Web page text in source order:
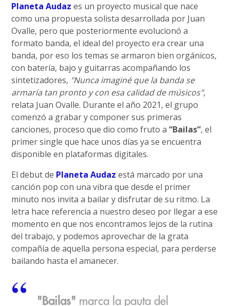
Planeta Audaz es un proyecto musical que nace
como una propuesta solista desarrollada por Juan
Ovalle, pero que posteriormente evolucionó a
formato banda, el ideal del proyecto era crear una
banda, por eso los temas se armaron bien orgánicos,
con batería, bajo y guitarras acompañando los
sintetizadores, "Nunca imaginé que la banda se
armaría tan pronto y con esa calidad de músicos",
relata Juan Ovalle. Durante el año 2021, el grupo
comenzó a grabar y componer sus primeras
canciones, proceso que dio como fruto a“Bailas”, el
primer single que hace unos días ya se encuentra
disponible en plataformas digitales.
El debut de Planeta Audaz está marcado por una
canción pop con una vibra que desde el primer
minuto nos invita a bailar y disfrutar de su ritmo. La
letra hace referencia a nuestro deseo por llegar a ese
momento en que nos encontramos lejos de la rutina
del trabajo, y podemos aprovechar de la grata
compañía de aquella persona especial, para perderse
bailando hasta el amanecer.
"Bailas" marca la pauta del